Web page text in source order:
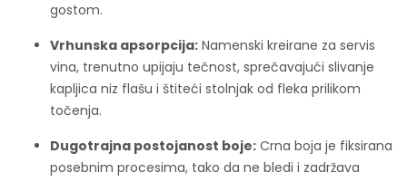
gostom.
Vrhunska apsorpcija: Namenski kreirane za servis
vina, trenutno upijaju tečnost, sprečavajući slivanje
kapljica niz flašu i štiteći stolnjak od fleka prilikom
točenja.
Dugotrajna postojanost boje: Crna boja je fiksirana
posebnim procesima, tako da ne bledi i zadržava